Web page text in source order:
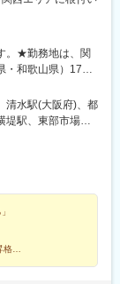
。★勤務地は、関
・和歌山県）170
●大阪府大阪市、高
市、寝屋川市、大
市、堺市、松原
郡●兵庫県神戸
、宝塚市、川西
郡斑鳩町、北葛城
県和歌山市※受
一次面接まで自
で働きたい・単身
にかかる交通費
清水駅(大阪府)、都
堤駅、東部市場前
子前駅、矢田駅
鉄)、長原駅(大阪
(大阪府)、郡津
市駅、香里園
橋駅、大和田駅
加美北駅、河内小
、河内花園駅、高
格